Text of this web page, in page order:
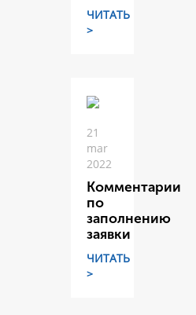
ЧИТАТЬ
>
21
mar
2022
Комментарии
по
заполнению
заявки
ЧИТАТЬ
>